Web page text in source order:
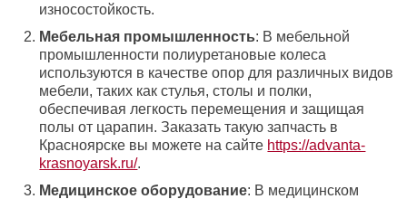
износостойкость.
Мебельная промышленность: В мебельной
промышленности полиуретановые колеса
используются в качестве опор для различных видов
мебели, таких как стулья, столы и полки,
обеспечивая легкость перемещения и защищая
полы от царапин. Заказать такую запчасть в
Красноярске вы можете на сайте https://advanta-
krasnoyarsk.ru/.
Медицинское оборудование: В медицинском